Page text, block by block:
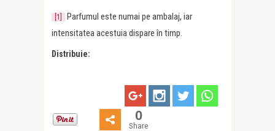
[1]
Parfumul este numai pe ambalaj, iar
intensitatea acestuia dispare în timp.
Distribuie:
0
Share